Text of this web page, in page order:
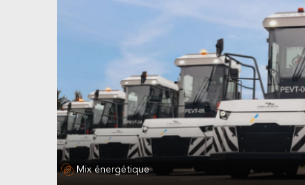
Mix énergétique